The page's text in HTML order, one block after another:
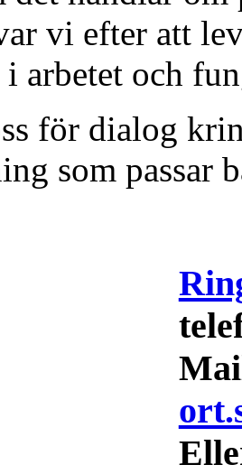
vi efter att
arbetet och
för dialog
som passar